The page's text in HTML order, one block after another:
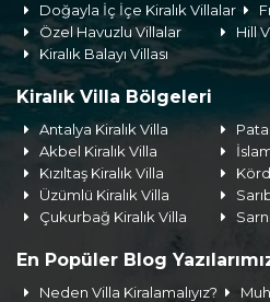
Doğayla İç İçe Kiralık Villalar
Özel Havuzlu Villalar
Hill
Kiralık Balayı Villası
Kiralık Villa Bölgeleri
Antalya Kiralık Villa
Akbel Kiralık Villa
Kızıltaş Kiralık Villa
Üzümlü Kiralık Villa
Çukurbağ Kiralık Villa
En Popüler Blog
Neden Villa Kiralamalıyız?